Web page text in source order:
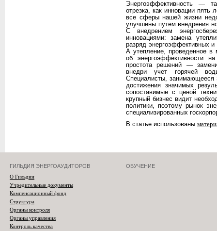
Энергоэффективность —
отрезка, как инновации пять
все сферы нашей жизни
улучшены путем внедрения
С внедрением
инновациями: замена
разряд энергоэффективных и
А утепление, проведенное в
об энергоэффективности
простота решений —
внедри учет горячей
Специалисты, занимающееся
достижения значимых
сопоставимые с ценой
крупный бизнес видит
политики, поэтому рынок
специализированных
В статье использованы
ГИЛЬДИЯ ЭНЕРГОАУДИТОРОВ
О Гильдии
Учредительные документы
Компенсационный фонд
Структура
Органы контроля
Органы управления
Контроль качества
ОБУЧЕНИЕ